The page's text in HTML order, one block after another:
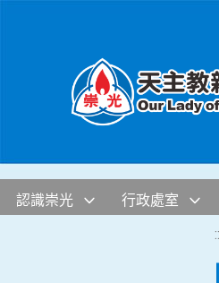
認識崇光 行政處室